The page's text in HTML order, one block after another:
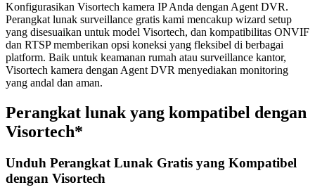
Konfigurasikan Visortech kamera IP Anda dengan Agent DVR.
Perangkat lunak surveillance gratis kami mencakup wizard setup
yang disesuaikan untuk model Visortech, dan kompatibilitas ONVIF
dan RTSP memberikan opsi koneksi yang fleksibel di berbagai
platform. Baik untuk keamanan rumah atau surveillance kantor,
Visortech kamera dengan Agent DVR menyediakan monitoring
yang andal dan aman.
Perangkat lunak yang kompatibel dengan
Visortech*
Unduh Perangkat Lunak Gratis yang Kompatibel
dengan Visortech